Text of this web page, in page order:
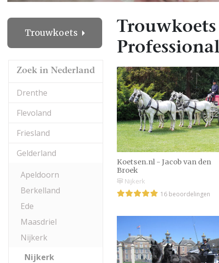
Trouwkoets
Zoek in Nederland
Drenthe
Flevoland
Friesland
Gelderland
Apeldoorn
Berkelland
Ede
Maasdriel
Nijkerk
Nijkerk
Koetsen.nl - Jacob van den
Broek
Nijkerk
16 beoordelingen